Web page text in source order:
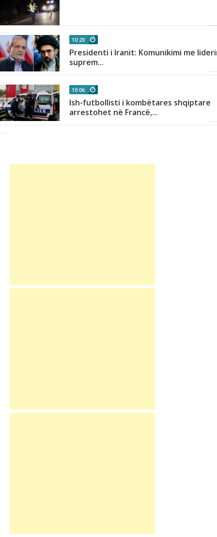
10:20
Presidenti i Iranit: Komunikimi me
suprem...
10:06
Ish-futbollisti i kombëtares shqiptare
arrestohet në Francë,...